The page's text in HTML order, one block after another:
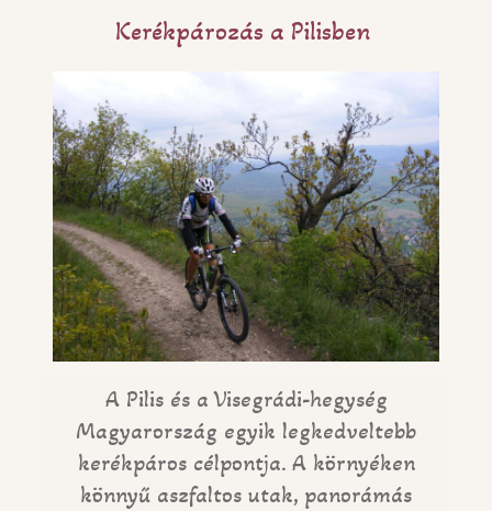
Kerékpározás a Pilisben
A Pilis és a Visegrádi-hegység
Magyarország egyik legkedveltebb
kerékpáros célpontja. A környéken
könnyű aszfaltos utak, panorámás